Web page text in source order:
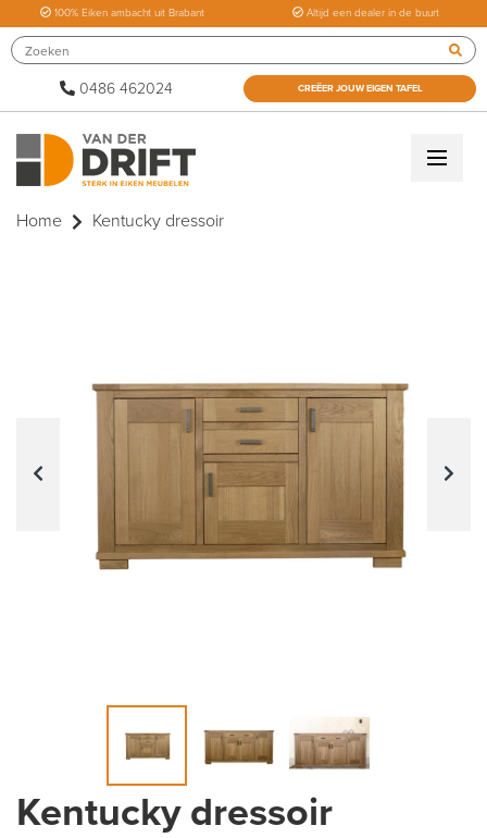
100% Eiken ambacht uit Brabant Altijd een dealer in de buurt
0486 462024 CREËER JOUW EIGEN TAFEL
Home Kentucky dressoir
Kentucky dressoir